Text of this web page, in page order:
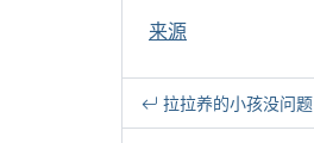
来源
拉拉养的小孩没问题